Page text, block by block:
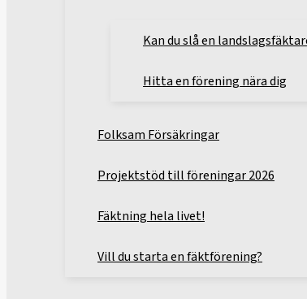
Kan du slå en
Hitta en förening nära dig
Folksam Försäkringar
Projektstöd till föreningar 2026
Fäktning hela livet!
Vill du starta en fäktförening?